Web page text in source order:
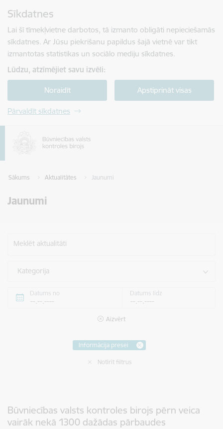
Sīkdatnes
Lai šī tīmekļvietne darbotos, tā izmanto obligāti nepieciešamās
sīkdatnes. Ar Jūsu piekrišanu papildus šajā vietnē var tikt
izmantotas statistikas un sociālo mediju sīkdatnes.
Lūdzu, atzīmējiet savu izvēli:
Noraidīt Apstiprināt visas
Pārvaldīt sīkdatnes
Sākums Aktualitātes Jaunumi
Jaunumi
Meklēt aktualitāti
Kategorija
Datums no Datums līdz
Aizvērt
Informācija presei
Notīrīt filtrus
Būvniecības valsts kontroles birojs pērn veica
vairāk nekā 1300 dažādas pārbaudes